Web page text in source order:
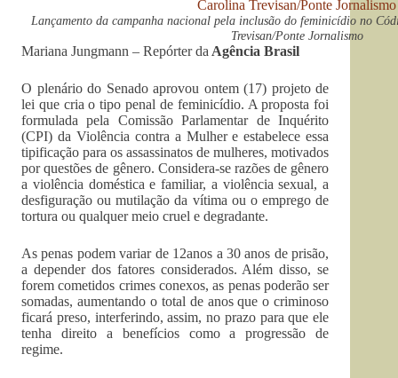
Lançamento da campanha nacional pela inclusão do feminicídio no
Trevisan/Ponte Jornalismo
Mariana Jungmann – Repórter da Agência Brasil
O plenário do Senado aprovou ontem (17) projeto de
lei que cria o tipo penal de feminicídio. A proposta foi
formulada pela Comissão Parlamentar de Inquérito
(CPI) da Violência contra a Mulher e estabelece essa
tipificação para os assassinatos de mulheres, motivados
por questões de gênero. Considera-se razões de gênero
a violência doméstica e familiar, a violência sexual, a
desfiguração ou mutilação da vítima ou o emprego de
tortura ou qualquer meio cruel e degradante.
As penas podem variar de 12anos a 30 anos de prisão,
a depender dos fatores considerados. Além disso, se
forem cometidos crimes conexos, as penas poderão ser
somadas, aumentando o total de anos que o criminoso
ficará preso, interferindo, assim, no prazo para que ele
tenha direito a benefícios como a progressão de
regime.